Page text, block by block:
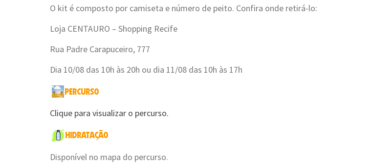
O kit é composto por camiseta e número de peito. Confira onde retirá-lo:
Loja CENTAURO – Shopping Recife
Rua Padre Carapuceiro, 777
Dia 10/08 das 10h às 20h ou dia 11/08 das 10h às 17h
Clique para visualizar o percurso.
Disponível no mapa do percurso.